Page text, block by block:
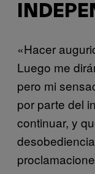
«Hacer
Luego me
pero mi
por parte del
continuar, y